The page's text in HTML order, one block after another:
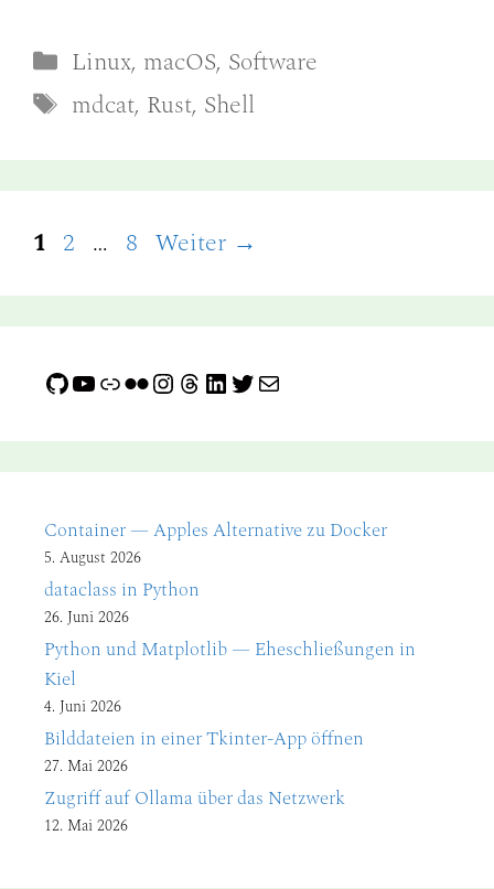
Kategorien
Linux, macOS, Software
Schlagwörter
mdcat, Rust, Shell
Seite
1 Seite
2 … Seite
8 Weiter →
GitHub
YouTube
LinkFlickr
Instagram
Threads
LinkedIn
Twitter
E-Mail
Container — Apples Alternative zu Docker
5. August 2026
dataclass in Python
26. Juni 2026
Python und Matplotlib — Eheschließungen in
Kiel
4. Juni 2026
Bilddateien in einer Tkinter-App öffnen
27. Mai 2026
Zugriff auf Ollama über das Netzwerk
12. Mai 2026